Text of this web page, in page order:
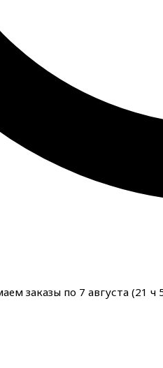
заказы по 7 августа (21 ч